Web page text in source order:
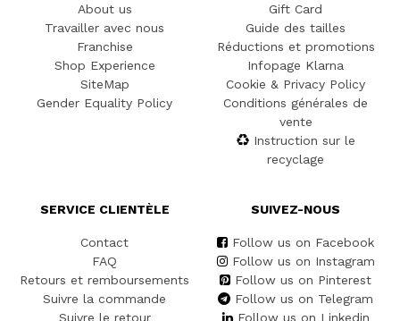
About us
Travailler avec nous
Franchise
Shop Experience
SiteMap
Gender Equality Policy
Gift Card
Guide des tailles
Réductions et promotions
Infopage Klarna
Cookie & Privacy Policy
Conditions générales de
vente
Instruction sur le
recyclage
SERVICE CLIENTÈLE
Contact
FAQ
Retours et remboursements
Suivre la commande
Suivre le retour
SUIVEZ-NOUS
Follow us on Facebook
Follow us on Instagram
Follow us on Pinterest
Follow us on Telegram
Follow us on Linkedin